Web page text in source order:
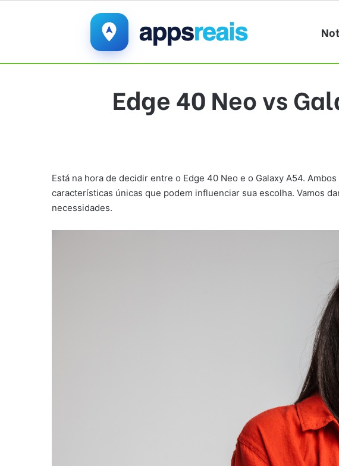
Edge 40 Neo vs
Está na hora de decidir entre o Edge 40 Neo e o Galaxy A54.
características únicas que podem influenciar sua escolha. Vamos
necessidades.